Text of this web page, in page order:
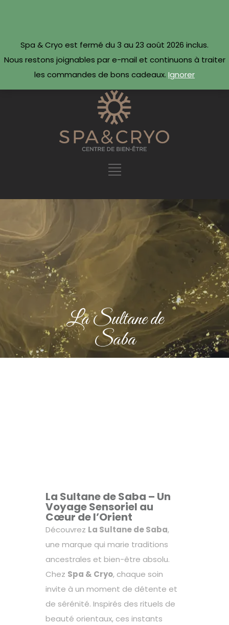
Réserver maintenant ·
La Sultane de
Saba
La Sultane de Saba – Un
Voyage Sensoriel au
Cœur de l’Orient
Découvrez La Sultane de Saba,
une marque qui marie traditions
ancestrales et bien-être absolu.
Chez Spa & Cryo, chaque soin
invite à un moment de détente et
de sérénité. Inspirés des rituels de
beauté orientaux, ces instants
Spa & Cryo est fermé du 3 au 23 août 2026 inclus.
Nous restons joignables par e-mail et continuons à traiter
les commandes de bons cadeaux. Ignorer